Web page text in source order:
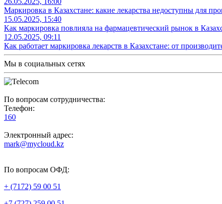
Маркировка в Казахстане: какие лекарства недоступны для
15.05.2025, 15:40
Как маркировка повлияла на фармацевтический рынок в
12.05.2025, 09:11
Как работает маркировка лекарств в Казахстане: от
Мы в социальных сетях
По вопросам сотрудничества:
Телефон:
160
Электронный адрес:
mark@mycloud.kz
По вопросам ОФД:
+ (7172) 59 00 51